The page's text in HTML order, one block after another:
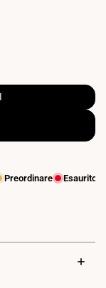
Preordinare Esaurito